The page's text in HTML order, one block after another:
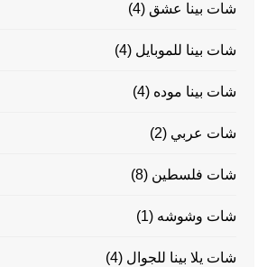
شات بينا عشق (4)
شات بينا للموبايل (4)
شات بينا موده (4)
شات عربي (2)
شات فلسطين (8)
شات وشوشه (1)
شات يلا بينا للجوال (4)